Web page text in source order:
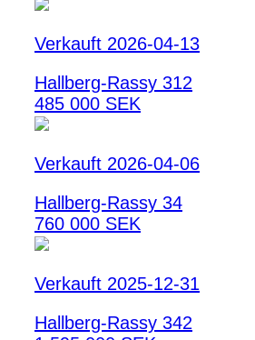
Verkauft 2026-04-13
Hallberg-Rassy 312
485 000 SEK
Verkauft 2026-04-06
Hallberg-Rassy 34
760 000 SEK
Verkauft 2025-12-31
Hallberg-Rassy 342